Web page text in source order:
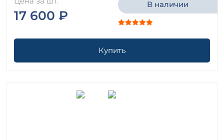
17 600 ₽
В наличии
Купить